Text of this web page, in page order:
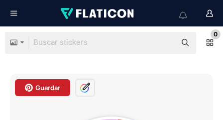
0
Guardar